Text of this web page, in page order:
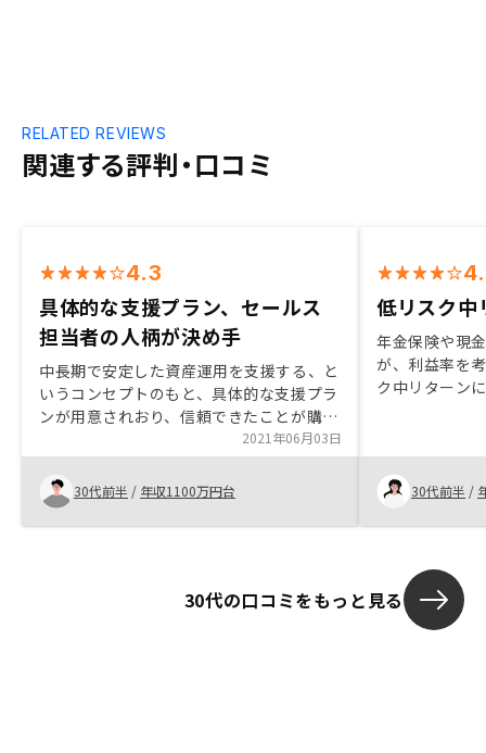
関連する評判・口コミ
RELATED REVIEWS
4.3
具体的な支援プラン、セールス
担当者の人柄が決め手
中長期で安定した資産運用を支援する、と
いうコンセプトのもと、具体的な支援プラ
ンが用意されおり、信頼できたことが購入
の決め手になりました。また、セールス担
当の方の人柄が素敵で、かつ明朗な説明だ
ったことも好印象です。
2021年06月03日
30代前半 / 年収1100万円台
低リスク中
年金保険や現
が、利益率を
ク中リターン
も行えるのが
た、保険とし
という使いた
ています。
30代前半 /
30代の口コミをもっと見る